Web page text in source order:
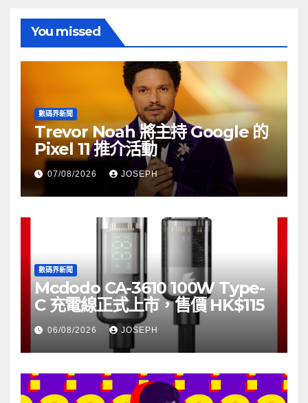
You missed
數碼界新聞
Trevor Noah 將主持 Google 的
Pixel 11 推介活動
07/08/2026 JOSEPH
數碼界新聞
Mcdodo CA-3610 100W Type-
C 充電線正式上市，售價 HK$115
06/08/2026 JOSEPH